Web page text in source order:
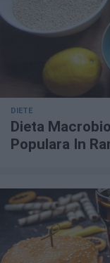
DIETE
Dieta
Populara In